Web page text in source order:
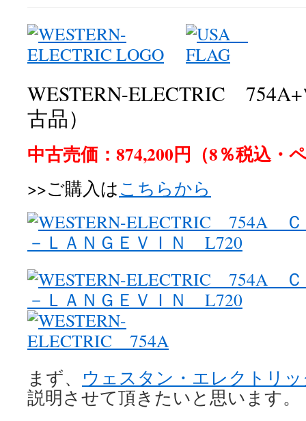
WESTERN-ELECTRIC
古品）
中古売価：874,200円（8％税込・
>>ご購入はこちらから
まず、 ウェスタン・エレクトリ
説明させて頂きたいと思います。